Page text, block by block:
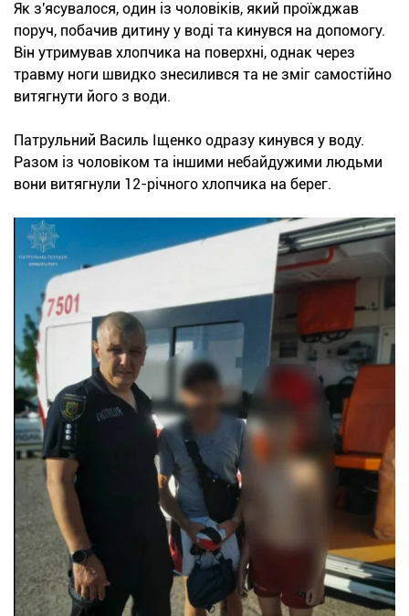
Як з'ясувалося, один із чоловіків, який проїжджав
поруч, побачив дитину у воді та кинувся на допомогу.
Він утримував хлопчика на поверхні, однак через
травму ноги швидко знесилився та не зміг самостійно
витягнути його з води.
Патрульний Василь Іщенко одразу кинувся у воду.
Разом із чоловіком та іншими небайдужими людьми
вони витягнули 12-річного хлопчика на берег.